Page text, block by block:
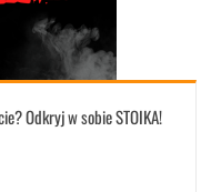
Odkryj w sobie STOIKA!